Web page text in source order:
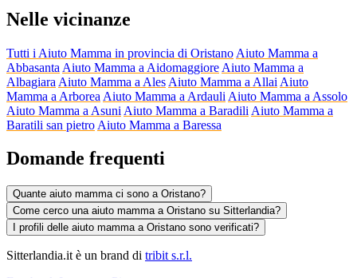
Nelle vicinanze
Tutti i Aiuto Mamma in provincia di Oristano Aiuto Mamma a
Abbasanta Aiuto Mamma a Aidomaggiore Aiuto Mamma a
Albagiara Aiuto Mamma a Ales Aiuto Mamma a Allai Aiuto
Mamma a Arborea Aiuto Mamma a Ardauli Aiuto Mamma a Assolo
Aiuto Mamma a Asuni Aiuto Mamma a Baradili Aiuto Mamma a
Baratili san pietro Aiuto Mamma a Baressa
Domande frequenti
Quante aiuto mamma ci sono a Oristano?
Come cerco una aiuto mamma a Oristano su Sitterlandia?
I profili delle aiuto mamma a Oristano sono verificati?
Sitterlandia.it è un brand di tribit s.r.l.